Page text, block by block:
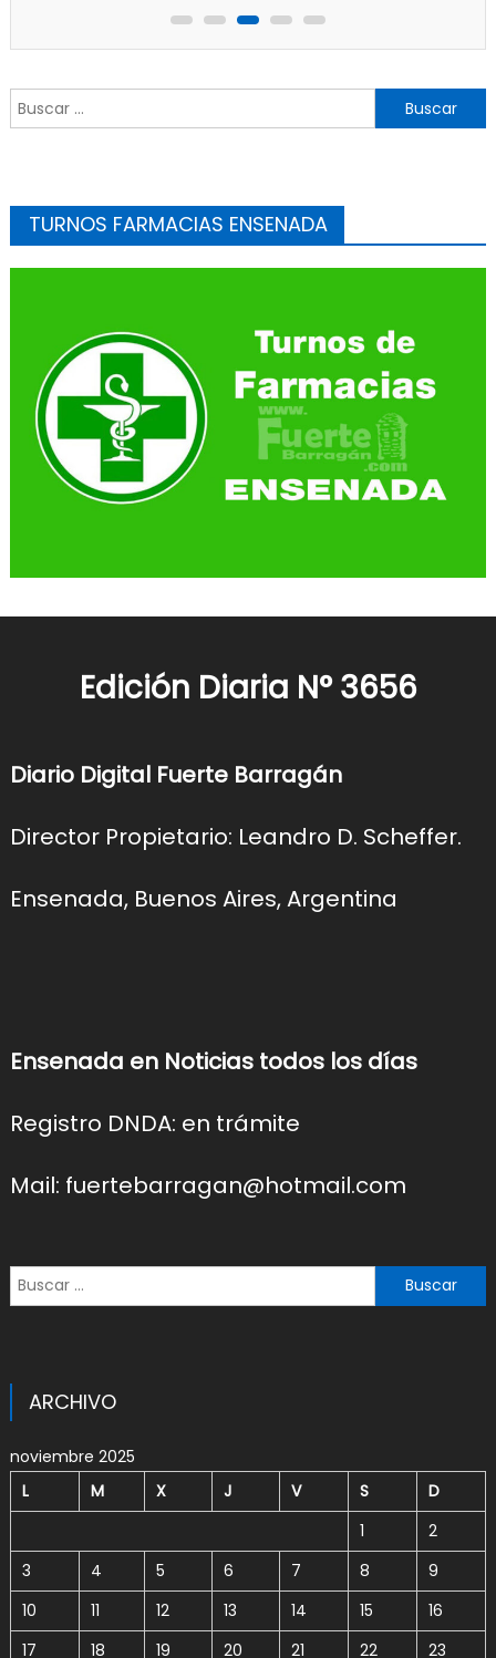
Buscar:
TURNOS FARMACIAS ENSENADA
Edición Diaria N° 3656
Diario Digital Fuerte Barragán
Director Propietario: Leandro D. Scheffer.
Ensenada, Buenos Aires, Argentina
Ensenada en Noticias todos los días
Registro DNDA: en trámite
Mail: fuertebarragan@hotmail.com
Buscar:
ARCHIVO
noviembre 2025
L
M X J V S
D
1
2
3
4 5 6 7 8
9
10
11 12 13 14 15
16
17
18 19 20 21 22 23